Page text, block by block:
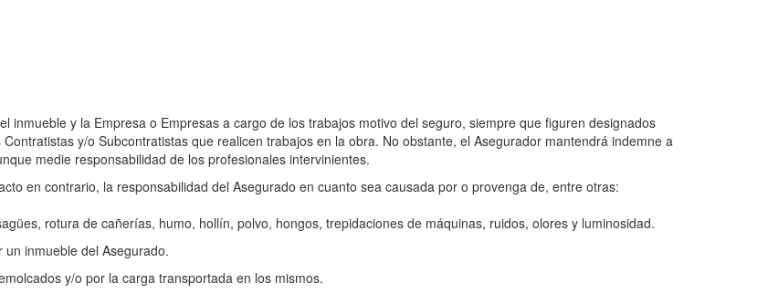
inmueble y la Empresa o Empresas a cargo de los trabajos motivo del seguro, siempre que figuren designados
y/o Subcontratistas que realicen trabajos en la obra. No obstante, el Asegurador mantendrá indemne a
medie responsabilidad de los profesionales intervinientes.
en contrario, la responsabilidad del Asegurado en cuanto sea causada por o provenga de, entre otras:
rotura de cañerías, humo, hollín, polvo, hongos, trepidaciones de máquinas, ruidos, olores y luminosidad.
inmueble del Asegurado.
y/o por la carga transportada en los mismos.